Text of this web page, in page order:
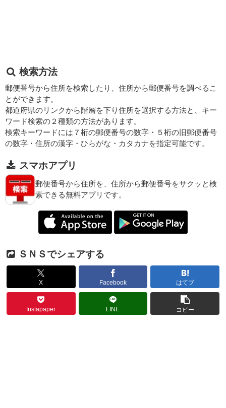
検索方法
郵便番号から住所を検索したり、住所から郵便番号を調べるこ
とができます。
都道府県のリンクから階層を下り住所を選択する方法と、キー
ワード検索の２種類の方法があります。
検索キーワードには７桁の郵便番号の数字・５桁の旧郵便番号
の数字・住所の漢字・ひらがな・カタカナを指定可能です。
スマホアプリ
郵便番号から住所を、住所から郵便番号をサクッと検
索できる無料アプリです。
ＳＮＳでシェアする
X Facebook はてブ
Instapaper LINE コピー